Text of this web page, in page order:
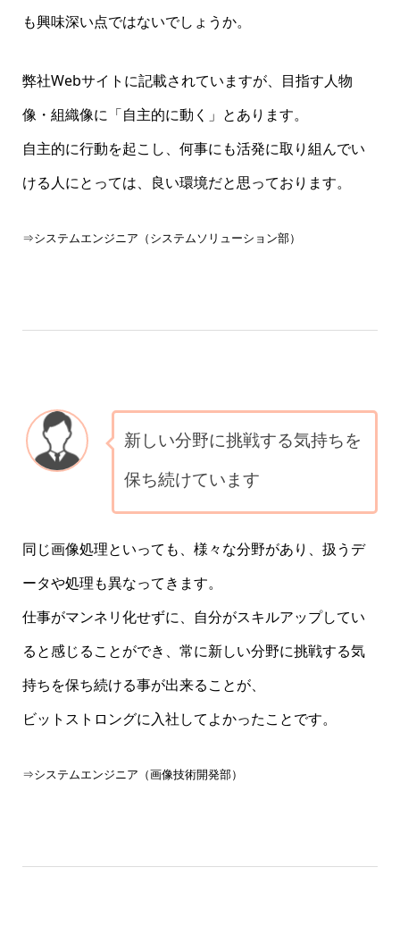
も興味深い点ではないでしょうか。
弊社Webサイトに記載されていますが、目指す人物
像・組織像に「自主的に動く」とあります。
自主的に行動を起こし、何事にも活発に取り組んでい
ける人にとっては、良い環境だと思っております。
⇒システムエンジニア（システムソリューション部）
新しい分野に挑戦する気持ちを
保ち続けています
同じ画像処理といっても、様々な分野があり、扱うデ
ータや処理も異なってきます。
仕事がマンネリ化せずに、自分がスキルアップしてい
ると感じることができ、常に新しい分野に挑戦する気
持ちを保ち続ける事が出来ることが、
ビットストロングに入社してよかったことです。
⇒システムエンジニア（画像技術開発部）